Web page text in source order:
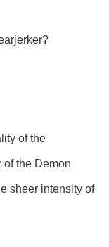
of the
of the Demon
sheer intensity of